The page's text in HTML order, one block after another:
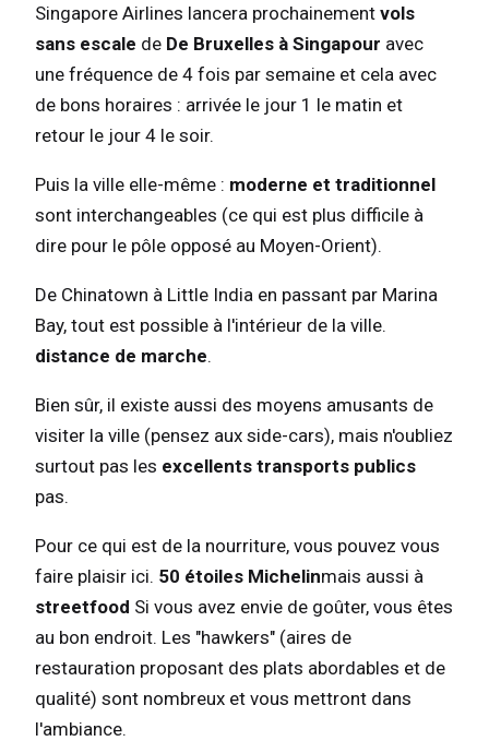
Singapore Airlines lancera prochainement vols
sans escale de De Bruxelles à Singapour avec
une fréquence de 4 fois par semaine et cela avec
de bons horaires : arrivée le jour 1 le matin et
retour le jour 4 le soir.
Puis la ville elle-même : moderne et traditionnel
sont interchangeables (ce qui est plus difficile à
dire pour le pôle opposé au Moyen-Orient).
De Chinatown à Little India en passant par Marina
Bay, tout est possible à l'intérieur de la ville.
distance de marche.
Bien sûr, il existe aussi des moyens amusants de
visiter la ville (pensez aux side-cars), mais n'oubliez
surtout pas les excellents transports publics
pas.
Pour ce qui est de la nourriture, vous pouvez vous
faire plaisir ici. 50 étoiles Michelinmais aussi à
streetfood Si vous avez envie de goûter, vous êtes
au bon endroit. Les "hawkers" (aires de
restauration proposant des plats abordables et de
qualité) sont nombreux et vous mettront dans
l'ambiance.